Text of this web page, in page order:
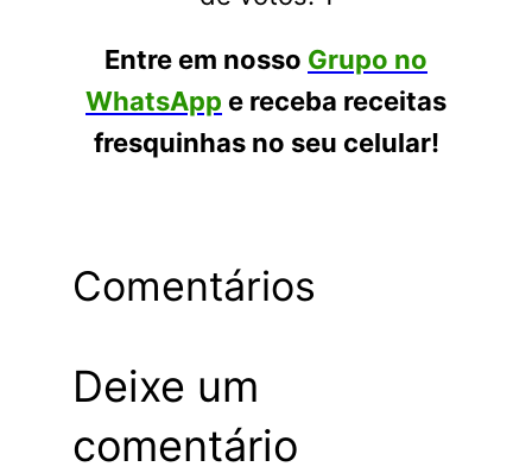
Entre em nosso Grupo no
WhatsApp e receba receitas
fresquinhas no seu celular!
Comentários
Deixe um
comentário